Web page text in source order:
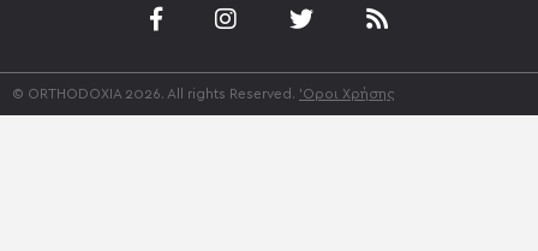
© ORTHODOXIA 2026. All rights Reserved. 'Οροι Χρήσης